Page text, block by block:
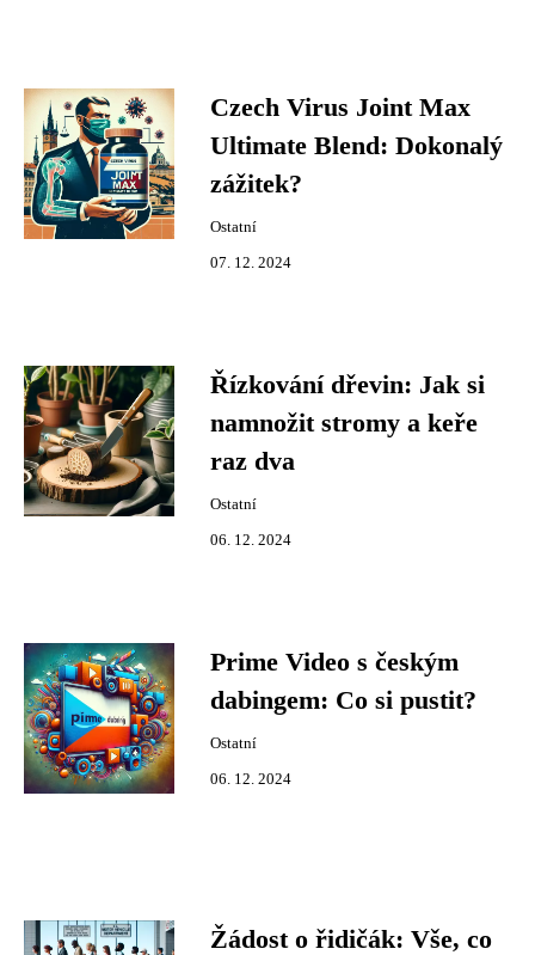
Czech Virus Joint Max
Ultimate Blend: Dokonalý
zážitek?
Ostatní
07. 12. 2024
Řízkování dřevin: Jak si
namnožit stromy a keře
raz dva
Ostatní
06. 12. 2024
Prime Video s českým
dabingem: Co si pustit?
Ostatní
06. 12. 2024
Žádost o řidičák: Vše, co